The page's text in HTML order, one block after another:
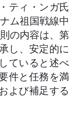
ティ・ンガ氏
ム祖国戦線中
の内容は、第
し、安定的に
ていると述べ
件と任務を満
よび補足する